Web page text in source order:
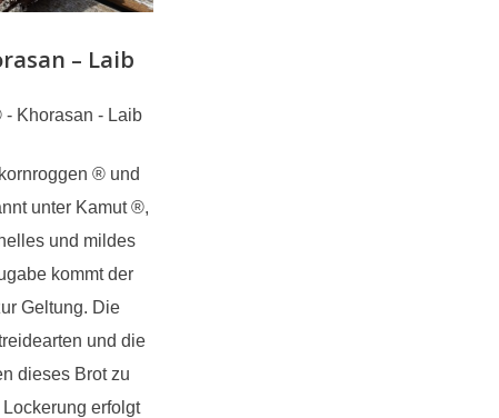
– Laib
- Khorasan - Laib
® und
unter Kamut ®,
und mildes
kommt der
Geltung. Die
und die
dieses Brot zu
erfolgt